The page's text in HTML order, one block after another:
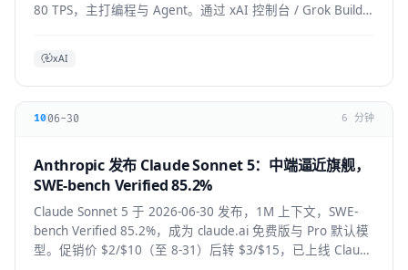
80 TPS，主打编程与 Agent。通过 xAI 控制台 / Grok Build /
xAI
1006-30 6 分钟
Anthropic 发布 Claude Sonnet 5：中端逼近旗舰，
SWE-bench Verified 85.2%
Claude Sonnet 5 于 2026-06-30 发布，1M 上下文，SWE-
bench Verified 85.2%，成为 claude.ai 免费版与 Pro 默认模
型。促销价 $2/$10（至 8-31）后转 $3/$15，已上线 Claude